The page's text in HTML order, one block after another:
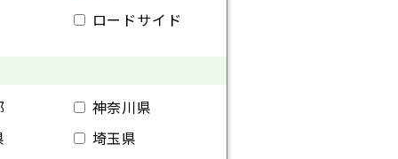
ロードサイド
神奈川県
埼玉県